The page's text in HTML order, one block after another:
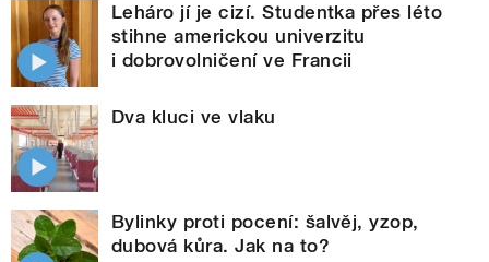
Leháro jí je cizí. Studentka přes léto
stihne americkou univerzitu
i dobrovolničení ve Francii
Dva kluci ve vlaku
Bylinky proti pocení: šalvěj, yzop,
dubová kůra. Jak na to?